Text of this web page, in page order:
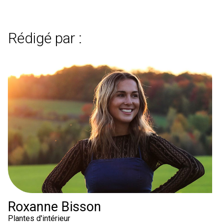
Rédigé par :
Roxanne Bisson
Plantes d'intérieur